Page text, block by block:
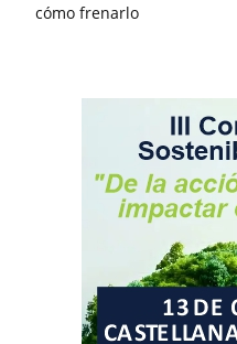
cómo frenarlo